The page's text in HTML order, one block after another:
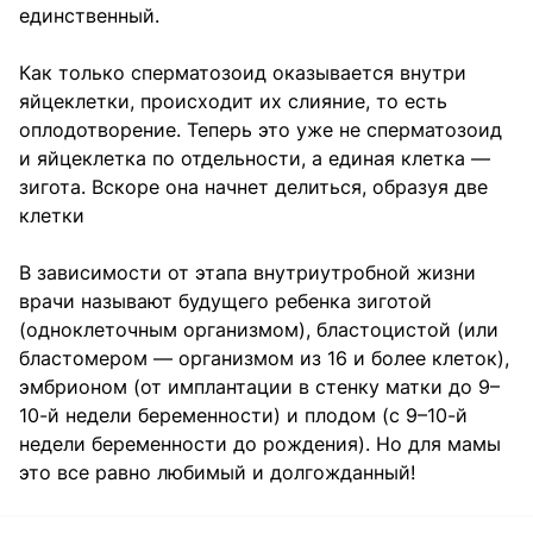
единственный.
Как только сперматозоид оказывается внутри
яйцеклетки, происходит их слияние, то есть
оплодотворение. Теперь это уже не сперматозоид
и яйцеклетка по отдельности, а единая клетка —
зигота. Вскоре она начнет делиться, образуя две
клетки
В зависимости от этапа внутриутробной жизни
врачи называют будущего ребенка зиготой
(одноклеточным организмом), бластоцистой (или
бластомером — организмом из 16 и более клеток),
эмбрионом (от имплантации в стенку матки до 9–
10-й недели беременности) и плодом (с 9–10-й
недели беременности до рождения). Но для мамы
это все равно любимый и долгожданный!